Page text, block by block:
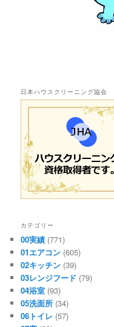
日本ハウスクリーニング協会
カテゴリー
00実績 (771)
01エアコン (605)
02キッチン (39)
03レンジフード (79)
04浴室 (93)
05洗面所 (34)
06トイレ (57)